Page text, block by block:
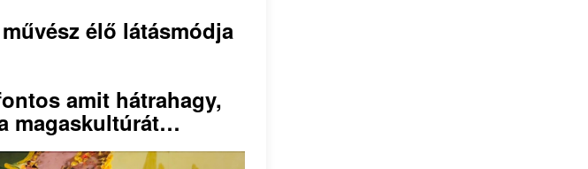
élő látásmódja
amit hátrahagy,
magaskultúrát…